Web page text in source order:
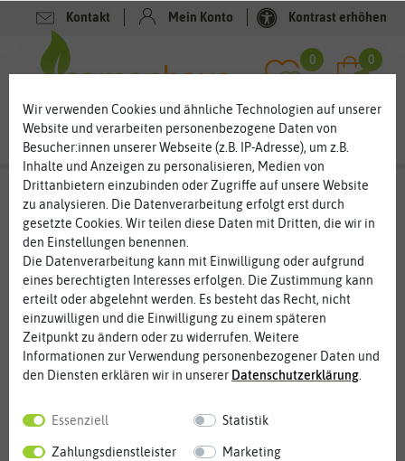
Kontakt Mein Konto Kontrast erhöhen
0 0
Lust auf mehr Gartenwissen und
Produktempfehlungen?
Dann stöbern Sie doch mal in unseren Newslettern aus
vergangener Zeit. Viele Themen sind immer wieder aktuell.
„Alte“ Newsletter gibt es bei uns nicht. In unserem
Newsletter Archiv finden Sie auch tolle
Produktempfehlungen zu Saatgut, Geschenken,
Blumenzwiebeln und vielen anderen Artikeln.
Sie sich doch für unseren Newsletter an. Damit sind Sie der
Wir verwenden Cookies und ähnliche Technologien auf unserer
Website und verarbeiten personenbezogene Daten von
Besucher:innen unserer Webseite (z.B. IP-Adresse), um z.B.
Inhalte und Anzeigen zu personalisieren, Medien von
Drittanbietern einzubinden oder Zugriffe auf unsere Website
zu analysieren. Die Datenverarbeitung erfolgt erst durch
gesetzte Cookies. Wir teilen diese Daten mit Dritten, die wir in
den Einstellungen benennen.
Die Datenverarbeitung kann mit Einwilligung oder aufgrund
eines berechtigten Interesses erfolgen. Die Zustimmung kann
erteilt oder abgelehnt werden. Es besteht das Recht, nicht
einzuwilligen und die Einwilligung zu einem späteren
Zeitpunkt zu ändern oder zu widerrufen. Weitere
Informationen zur Verwendung personenbezogener Daten und
den Diensten erklären wir in unserer Daten­schutz­erklärung
Essenziell Statistik
Zahlungsdienstleister Marketing